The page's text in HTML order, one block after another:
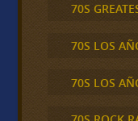
70S
70S LOS
70S LOS